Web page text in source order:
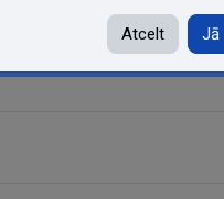
Atcelt Jā